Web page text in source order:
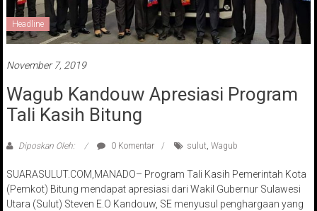
Headline
November 7, 2019
Wagub Kandouw Apresiasi Program
Tali Kasih Bitung
Diposkan Oleh: 0 Komentar sulut, Wagub
SUARASULUT.COM,MANADO– Program Tali Kasih Pemerintah Kota
(Pemkot) Bitung mendapat apresiasi dari Wakil Gubernur Sulawesi
Utara (Sulut) Steven E.O Kandouw, SE menyusul penghargaan yang